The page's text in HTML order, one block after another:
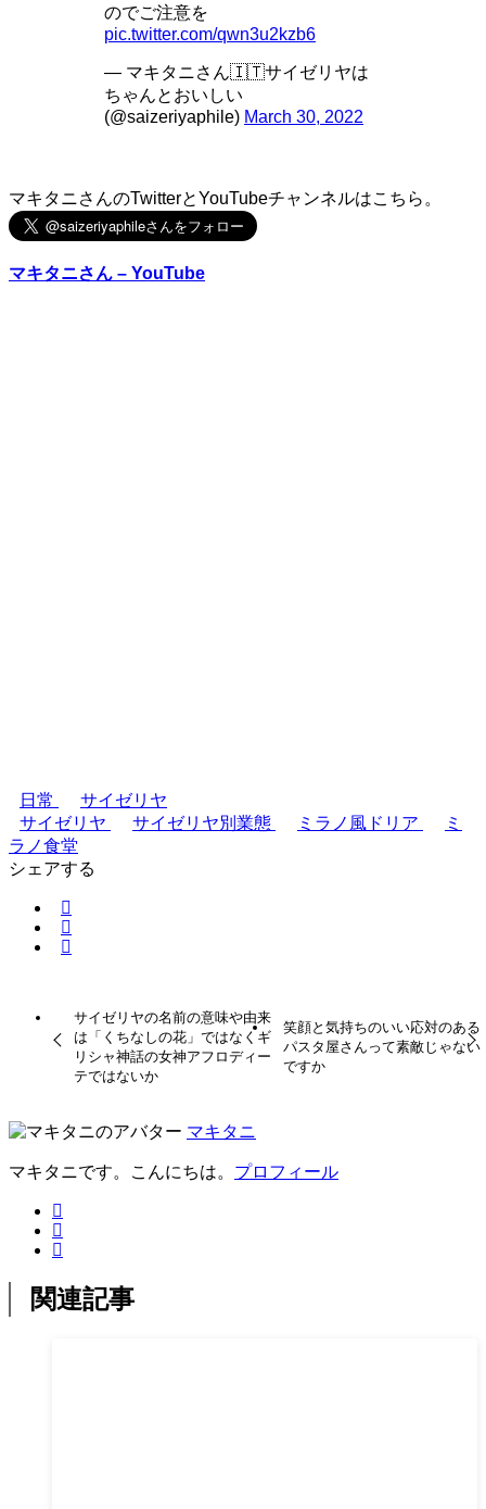
のでご注意を
pic.twitter.com/qwn3u2kzb6
— マキタニさん🇮🇹サイゼリヤは
ちゃんとおいしい
(@saizeriyaphile) March 30, 2022
マキタニさんのTwitterとYouTubeチャンネルはこちら。
マキタニさん – YouTube
日常
サイゼリヤ
サイゼリヤ
サイゼリヤ別業態 ミラノ風ドリア
ミ
ラノ食堂
シェアする
サイゼリヤの名前の意味や由来
は「くちなしの花」ではなくギ
リシャ神話の女神アフロディー
テではないか
笑顔と気持ちのいい応対のある
パスタ屋さんって素敵じゃない
ですか
マキタニ
マキタニです。こんにちは。 プロフィール
関連記事